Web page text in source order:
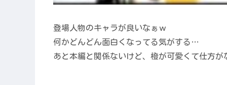
登場人物のキャラが良いなぁｗ
何かどんどん面白くなってる気がする…
あと本編と関係ないけど、橙が可愛くて仕方が